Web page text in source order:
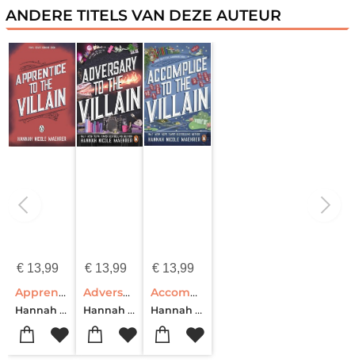
ANDERE TITELS VAN DEZE AUTEUR
€13,99
Apprentice to the Villain
Hannah Nicole Maehrer
€13,99
Adversary to the Villain
Hannah Nicole Maehrer
€ 13,99
Accomplice to the Villain
Hannah Nicole Maehrer